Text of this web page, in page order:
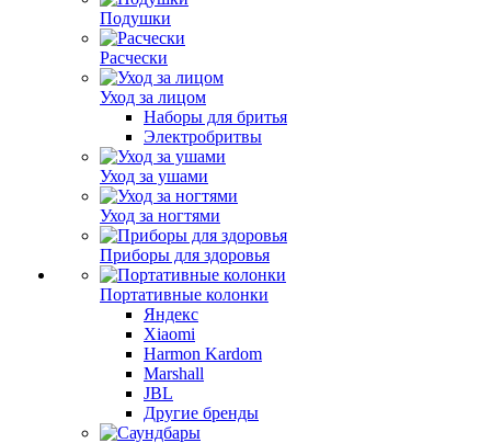
Подушки
Расчески
Уход за лицом
Наборы для бритья
Электробритвы
Уход за ушами
Уход за ногтями
Приборы для здоровья
Портативные колонки
Яндекс
Xiaomi
Harmon Kardom
Marshall
JBL
Другие бренды